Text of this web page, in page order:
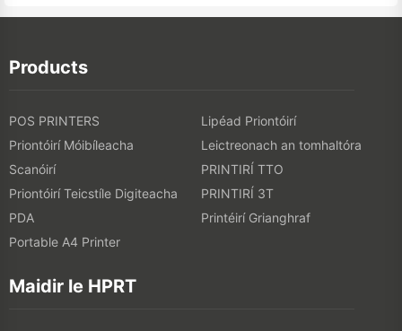
Products
POS PRINTERS
Lipéad Priontóirí
Priontóirí Móibíleacha
Leictreonach an tomhaltóra
Scanóirí
PRINTIRÍ TTO
Priontóirí Teicstíle Digiteacha
PRINTIRÍ 3T
PDA
Printéirí Grianghraf
Portable A4 Printer
Maidir le HPRT